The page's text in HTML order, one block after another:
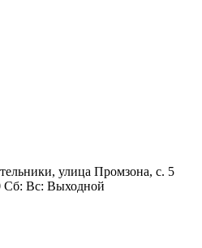
улица Промзона, с. 5
Сб: Вс: Выходной